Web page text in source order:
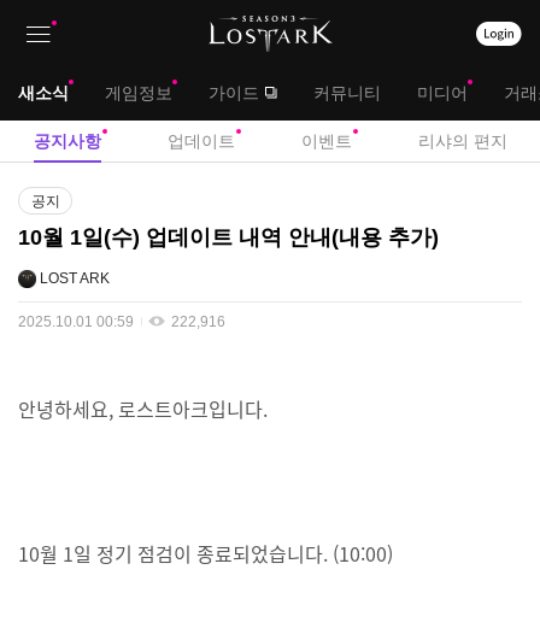
대
새소식 게임정보 가이드 커뮤니티 미디어 거
메
공지사항 업데이트 이벤트 리샤의 편지
공
사
항
공지
10월 1일(수) 업데이트 내역 안내(내용 추가)
LOST ARK
2025.10.01 00:59 222,916
안녕하세요, 로스트아크입니다.
10월 1일 정기 점검이 종료되었습니다. (10:00)